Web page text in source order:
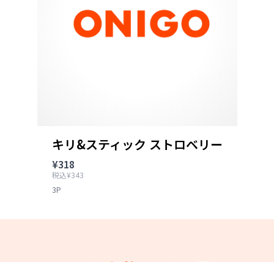
キリ&スティック ストロベリー
¥318
税込¥343
3P